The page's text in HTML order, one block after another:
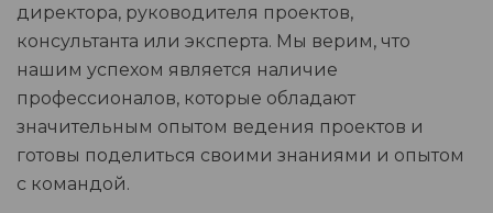
директора, руководителя проектов,
консультанта или эксперта. Мы верим, что
нашим успехом является наличие
профессионалов, которые обладают
значительным опытом ведения проектов и
готовы поделиться своими знаниями и опытом
с командой.